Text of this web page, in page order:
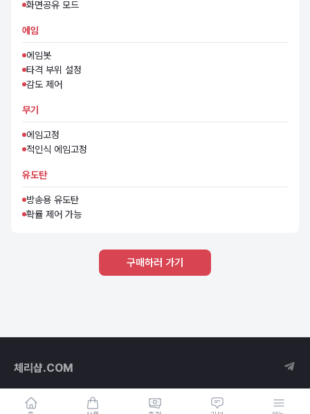
화면공유 모드
에임
에임봇
타격 부위 설정
감도 제어
무기
에임고정
적인식 에임고정
유도탄
방송용 유도탄
확률 제어 가능
구매하러 가기
체리샵.COM